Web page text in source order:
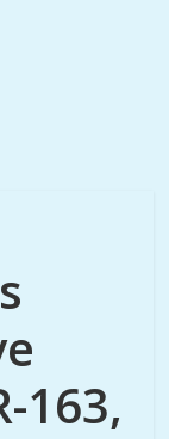
163,